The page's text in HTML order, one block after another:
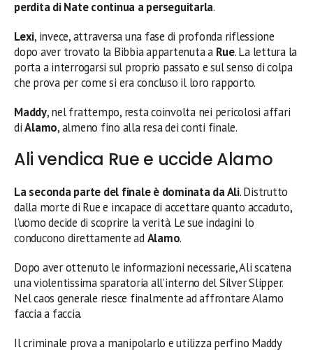
perdita di Nate continua a perseguitarla.
Lexi, invece, attraversa una fase di profonda riflessione
dopo aver trovato la Bibbia appartenuta a Rue. La lettura la
porta a interrogarsi sul proprio passato e sul senso di colpa
che prova per come si era concluso il loro rapporto.
Maddy, nel frattempo, resta coinvolta nei pericolosi affari
diAlamo, almeno fino alla resa dei conti finale.
Ali vendica Rue e uccide Alamo
La seconda parte del finale è dominata da Ali. Distrutto
dalla morte di Rue e incapace di accettare quanto accaduto,
l’uomo decide di scoprire la verità. Le sue indagini lo
conducono direttamente adAlamo.
Dopo aver ottenuto le informazioni necessarie, Ali scatena
una violentissima sparatoria all’interno del Silver Slipper.
Nel caos generale riesce finalmente ad affrontare Alamo
faccia a faccia.
Il criminale prova a manipolarlo e utilizza perfino Maddy